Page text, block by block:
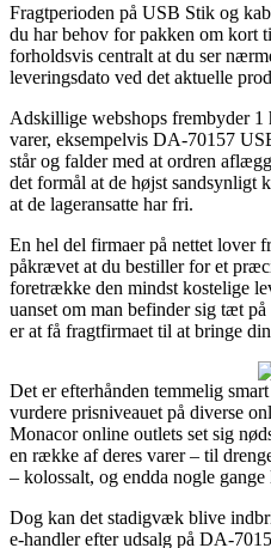
Fragtperioden på USB Stik og
du har behov for pakken om kort
forholdsvis centralt at du ser
leveringsdato ved det aktuelle
Adskillige webshops frembyder 1
varer, eksempelvis DA-70157
står og falder med at ordren
det formål at de højst sandsynligt
at de lageransatte har fri.
En hel del firmaer på nettet lover
påkrævet at du bestiller for et
foretrække den mindst kostelige
uanset om man befinder sig tæt
er at få fragtfirmaet til at bringe
Det er efterhånden temmelig
vurdere prisniveauet på diverse
Monacor online outlets set sig
en række af deres varer – til
– kolossalt, og endda nogle
Dog kan det stadigvæk blive
e-handler efter udsalg på DA-